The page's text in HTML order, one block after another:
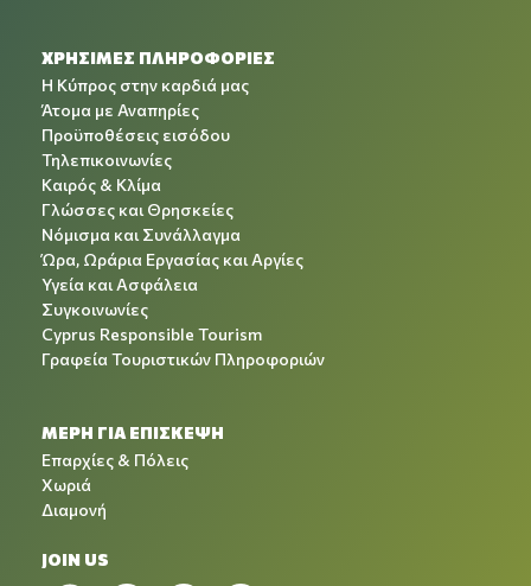
ΧΡΉΣΙΜΕΣ ΠΛΗΡΟΦΟΡΊΕΣ
Η Κύπρος στην καρδιά μας
Άτομα με Αναπηρίες
Προϋποθέσεις εισόδου
Τηλεπικοινωνίες
Καιρός & Κλίμα
Γλώσσες και Θρησκείες
Νόμισμα και Συνάλλαγμα
Ώρα, Ωράρια Εργασίας και Αργίες
Υγεία και Ασφάλεια
Συγκοινωνίες
Cyprus Responsible Tourism
Γραφεία Τουριστικών Πληροφοριών
ΜΕΡΗ ΓΙΑ ΕΠΙΣΚΕΨΗ
Επαρχίες & Πόλεις
Χωριά
Διαμονή
JOIN US